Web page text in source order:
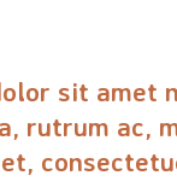
sit amet
rutrum ac,